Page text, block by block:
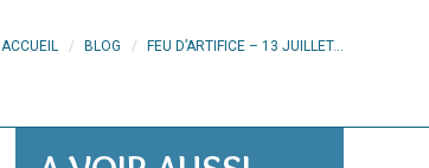
ACCUEIL BLOG FEU D’ARTIFICE – 13 JUILLET...